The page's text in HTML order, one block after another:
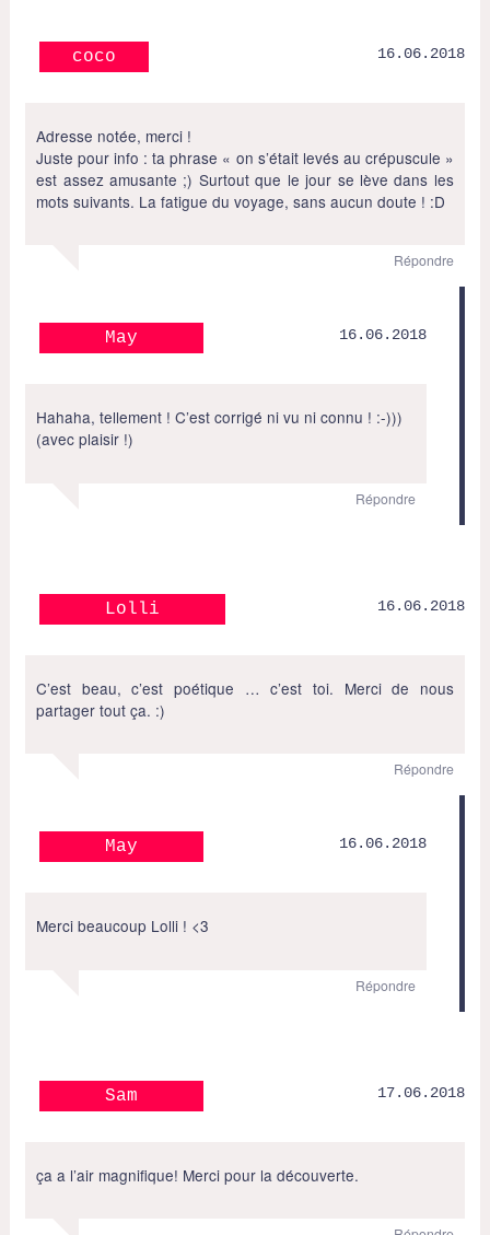
coco 16.06.2018
Adresse notée, merci !
Juste pour info : ta phrase « on s’était levés au crépuscule »
est assez amusante ;) Surtout que le jour se lève dans les
mots suivants. La fatigue du voyage, sans aucun doute ! :D
Répondre
May 16.06.2018
Hahaha, tellement ! C’est corrigé ni vu ni connu ! :-)))
(avec plaisir !)
Répondre
Lolli 16.06.2018
C’est beau, c’est poétique … c’est toi. Merci de nous
partager tout ça. :)
Répondre
May 16.06.2018
Merci beaucoup Lolli ! <3
Répondre
Sam 17.06.2018
ça a l’air magnifique! Merci pour la découverte.